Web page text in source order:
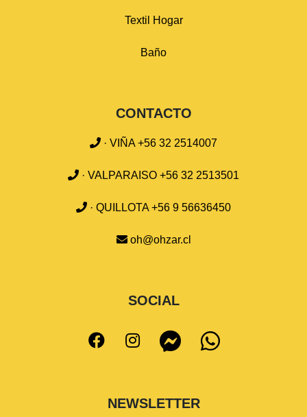
Textil Hogar
Baño
CONTACTO
· VIÑA +56 32 2514007
· VALPARAISO +56 32 2513501
· QUILLOTA +56 9 56636450
oh@ohzar.cl
SOCIAL
NEWSLETTER